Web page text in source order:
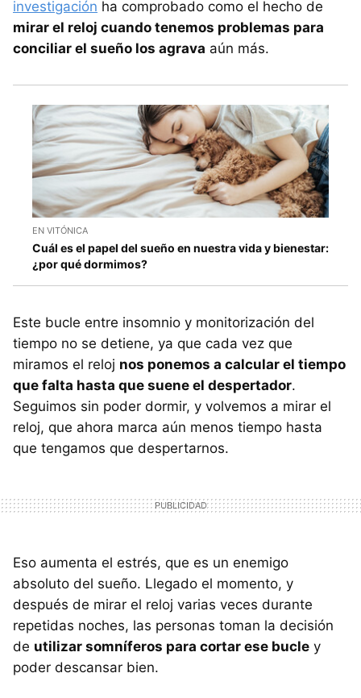
investigación ha comprobado como el hecho de
mirar el reloj cuando tenemos problemas para
conciliar el sueño los agrava aún más.
EN VITÓNICA
Cuál es el papel del sueño en nuestra vida y bienestar:
¿por qué dormimos?
Este bucle entre insomnio y monitorización del
tiempo no se detiene, ya que cada vez que
miramos el reloj nos ponemos a calcular el tiempo
que falta hasta que suene el despertador.
Seguimos sin poder dormir, y volvemos a mirar el
reloj, que ahora marca aún menos tiempo hasta
que tengamos que despertarnos.
Eso aumenta el estrés, que es un enemigo
absoluto del sueño. Llegado el momento, y
después de mirar el reloj varias veces durante
repetidas noches, las personas toman la decisión
de utilizar somníferos para cortar ese bucle y
poder descansar bien.